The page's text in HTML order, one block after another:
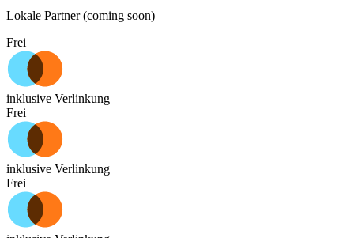
Lokale Partner (coming soon)
Frei
inklusive Verlinkung
Frei
inklusive Verlinkung
Frei